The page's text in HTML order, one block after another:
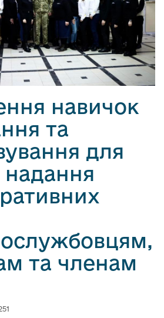
навичок
та
для
надання
та членам